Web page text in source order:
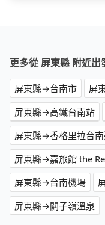
更多從 屏東縣 附近出
屏東縣→台南市
屏
屏東縣→高鐵台南站
屏東縣→香格里拉台
屏東縣→嘉旅館 the
屏東縣→台南機場
屏東縣→關子嶺溫泉